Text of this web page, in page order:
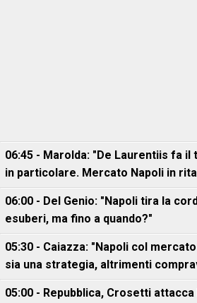
06:45 - Marolda: "De Laurentiis fa
in particolare. Mercato Napoli in
06:00 - Del Genio: "Napoli tira la
esuberi, ma fino a quando?"
05:30 - Caiazza: "Napoli col
sia una strategia, altrimenti
05:00 - Repubblica, Crosetti